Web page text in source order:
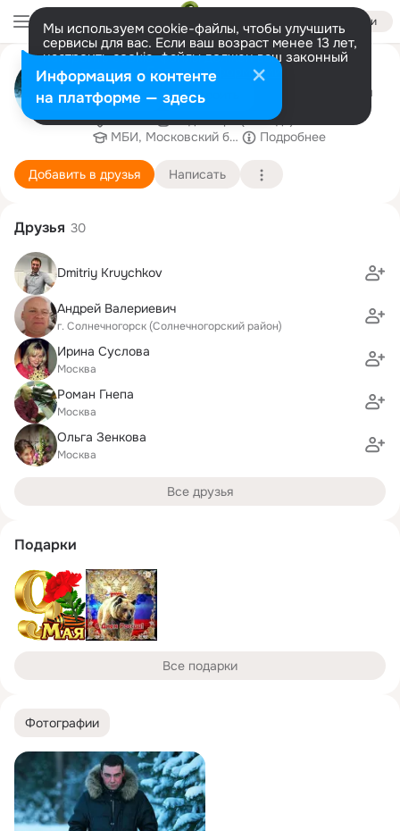
Войти
Мы используем cookie-файлы, чтобы улучшить
сервисы для вас. Если ваш возраст менее 13 лет,
настроить cookie-файлы должен ваш законный
представитель. Больше информации
Разрешить все Настроить
Роланд Лыков
когда-то звали Рубеном, бесило, поменял имя
Москва
17 декабря (44 года)
МБИ, Московский банковский институт
Подробнее
Добавить в друзья Написать
Фотографии
Друзья 30
Dmitriy Kruychkov
Андрей Валериевич
г. Солнечногорск (Солнечногорский район)
Ирина Суслова
Москва
Роман Гнепа
Москва
Ольга Зенкова
Москва
Все друзья
Подарки
Все подарки
Информация о контенте
на платформе — здесь